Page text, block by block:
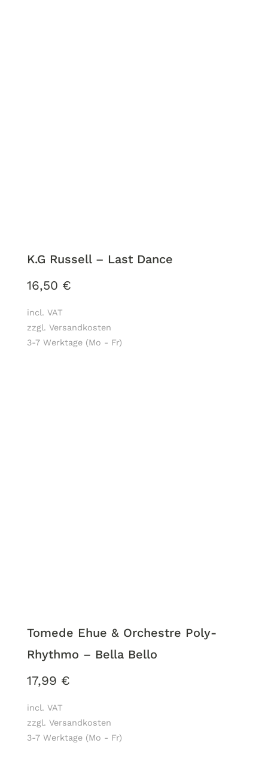
K.G Russell – Last Dance
16,50 €
incl. VAT
zzgl. Versandkosten
3-7 Werktage (Mo - Fr)
Tomede Ehue & Orchestre Poly-
Rhythmo – Bella Bello
17,99 €
incl. VAT
zzgl. Versandkosten
3-7 Werktage (Mo - Fr)